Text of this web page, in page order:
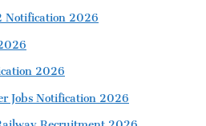
Notification 2026
2026
Jobs Notification 2026